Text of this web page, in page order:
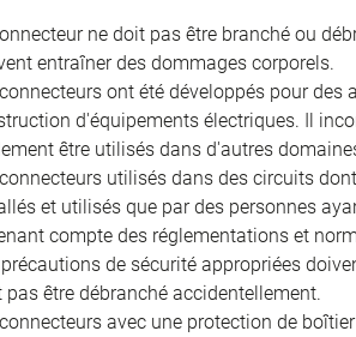
ne doit pas être branché ou
entraîner des dommages corporels.
ont été développés pour
d'équipements électriques. Il
être utilisés dans d'autres
utilisés dans des circuits
et utilisés que par des personnes
compte des réglementations et
précautions de sécurité appropriées
pas être débranché accidentellement.
avec une protection de